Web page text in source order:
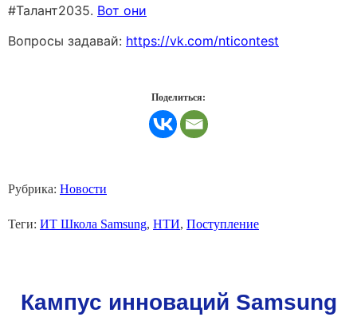
#Талант2035. Вот они
Вопросы задавай: https://vk.com/nticontest
Поделиться:
Рубрика: Новости
Теги: ИТ Школа Samsung, НТИ, Поступление
Кампус инноваций Samsung